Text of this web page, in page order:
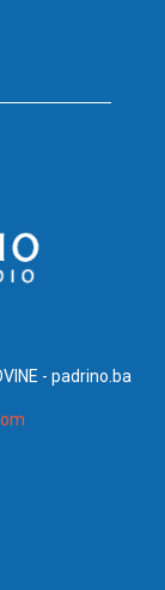
- padrino.ba